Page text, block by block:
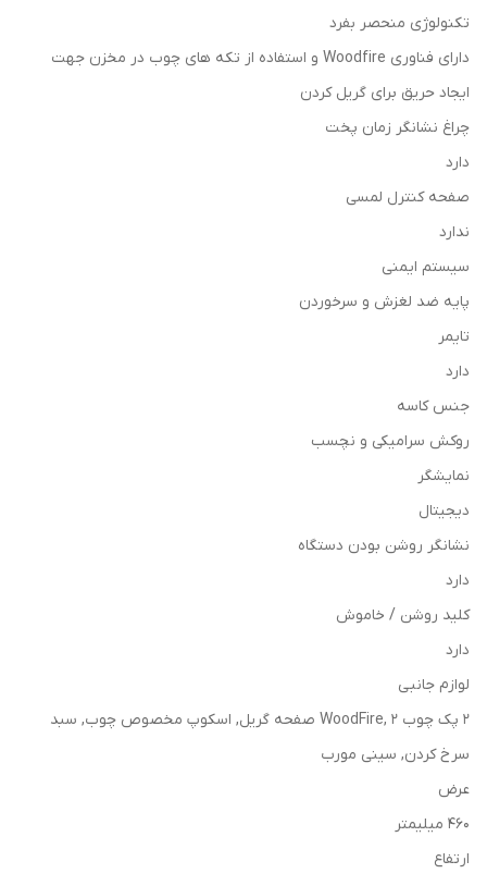
تکنولوژی منحصر بفرد
دارای فناوری Woodfire و استفاده از تکه های چوب در مخزن جهت
ایجاد حریق برای گریل کردن
چراغ نشانگر زمان پخت
دارد
صفحه کنترل لمسی
ندارد
سیستم ایمنی
پایه ضد لغزش و سرخوردن
تایمر
دارد
جنس کاسه
روکش سرامیکی و نچسب
نمایشگر
دیجیتال
نشانگر روشن بودن دستگاه
دارد
کلید روشن / خاموش
دارد
لوازم جانبی
2 پک چوب WoodFire, 2 صفحه گریل, اسکوپ مخصوص چوب, سبد
سرخ کردن, سینی مورب
عرض
460 میلیمتر
ارتفاع